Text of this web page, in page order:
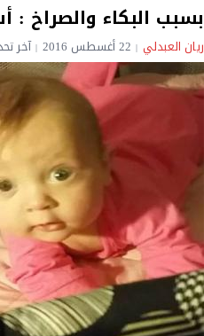
بسبب البكاء والصراخ :
ريان العبدلي 22 أغسطس 2016 آخر تحديث :